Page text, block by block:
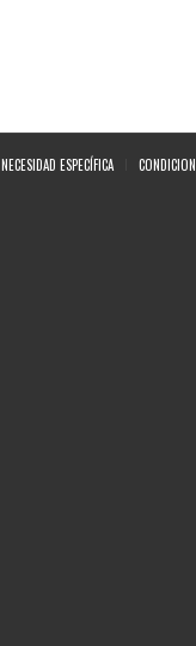
NECESIDAD ESPECÍFICA